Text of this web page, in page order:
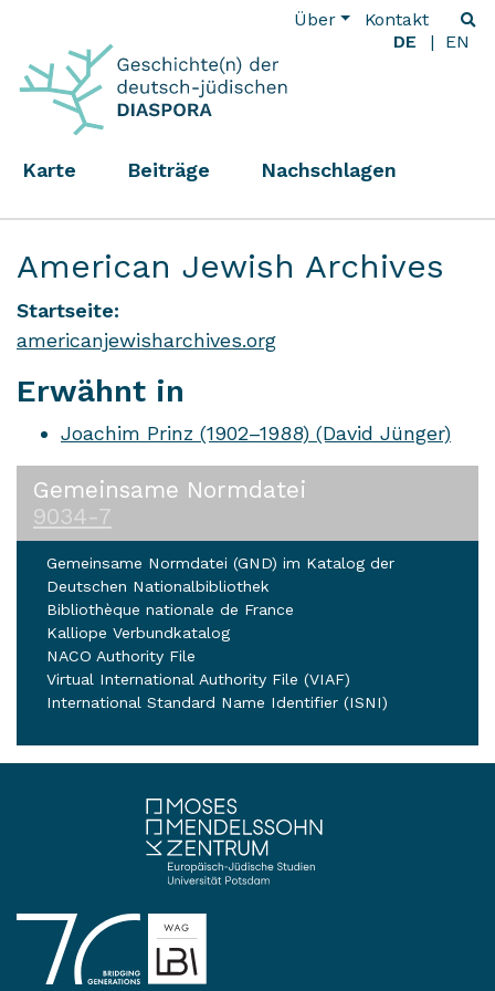
Über
Kontakt
DE
EN
Karte Beiträge Nachschlagen
American Jewish Archives
Startseite:
americanjewisharchives.org
Erwähnt in
Joachim Prinz (1902–1988) (David Jünger)
Gemeinsame Normdatei
9034-7
Gemeinsame Normdatei (GND) im Katalog der
Deutschen Nationalbibliothek
Bibliothèque nationale de France
Kalliope Verbundkatalog
NACO Authority File
Virtual International Authority File (VIAF)
International Standard Name Identifier (ISNI)